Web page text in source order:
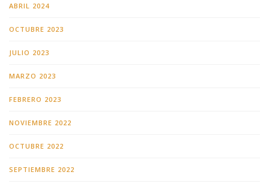
ABRIL 2024
OCTUBRE 2023
JULIO 2023
MARZO 2023
FEBRERO 2023
NOVIEMBRE 2022
OCTUBRE 2022
SEPTIEMBRE 2022